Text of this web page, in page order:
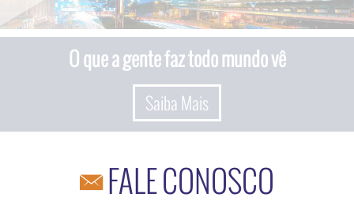
O que a gente faz todo mundo vê
Saiba Mais
FALE CONOSCO